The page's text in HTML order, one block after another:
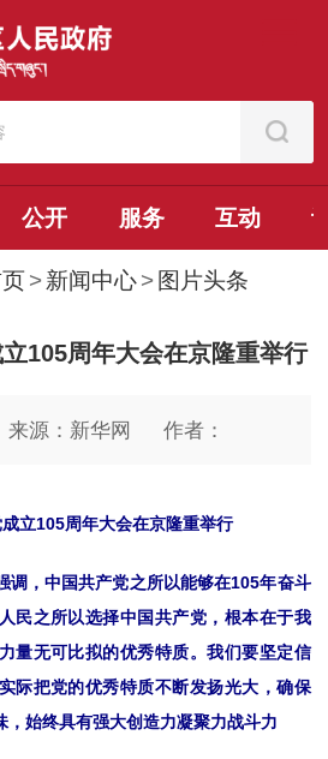
公开 服务 互动
> 新闻中心 > 图片头条
105周年大会在京隆重举行
来源：新华网 作者：
立105周年大会在京隆重举行
调，中国共产党之所以能够在105年奋斗
民之所以选择中国共产党，根本在于我
量无可比拟的优秀特质。我们要坚定信
际把党的优秀特质不断发扬光大，确保
，始终具有强大创造力凝聚力战斗力